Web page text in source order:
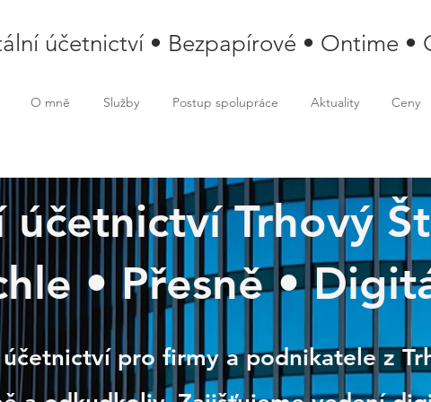
účetnictví • Bezpapírové • Ontime •
O mně Služby Postup spolupráce Aktuality Ceny
Štěpánov
Trhový
• Přesně •
pro firmy a podnikatele z